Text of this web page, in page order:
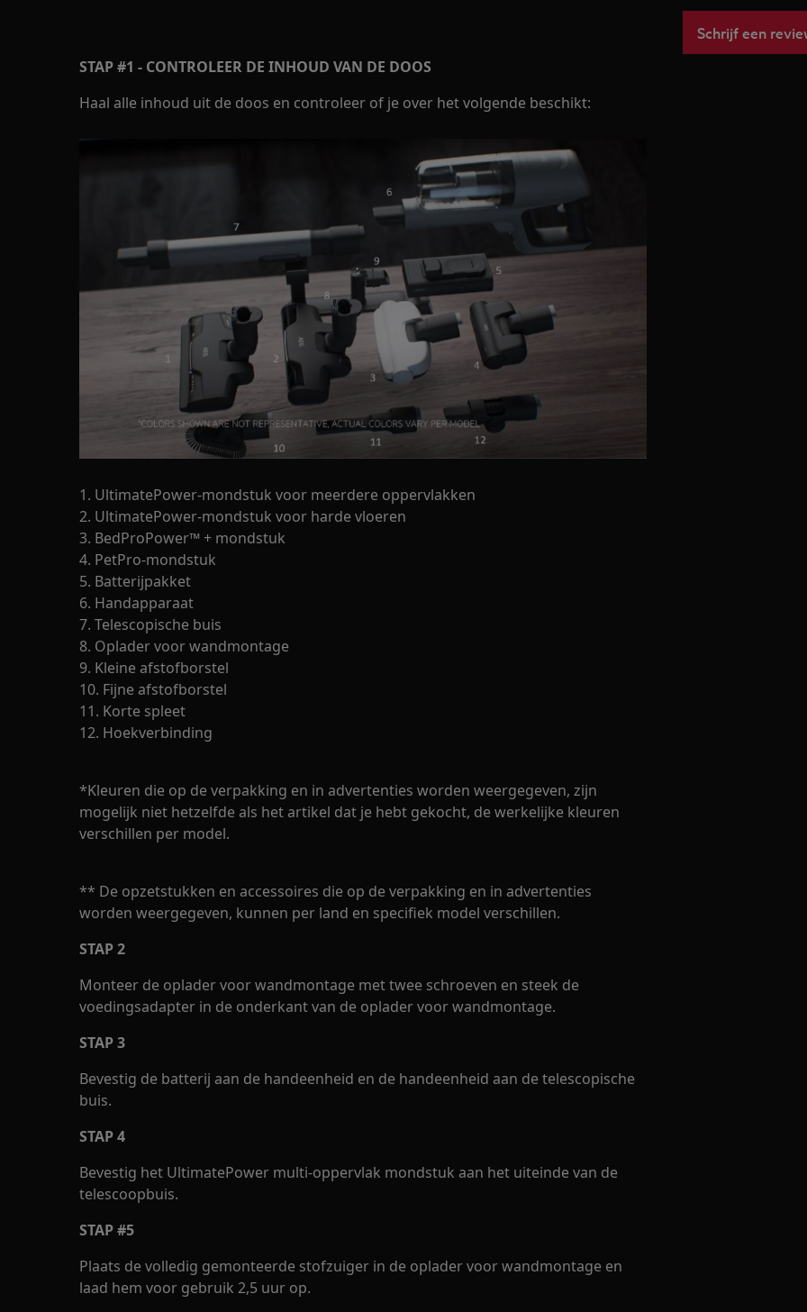
STAP #1 - CONTROLEER DE INHOUD VAN DE DOOS
Haal alle inhoud uit de doos en controleer of je over het volgende beschikt:
1. UltimatePower-mondstuk voor meerdere oppervlakken
2. UltimatePower-mondstuk voor harde vloeren
3. BedProPower™ + mondstuk
4. PetPro-mondstuk
5. Batterijpakket
6. Handapparaat
7. Telescopische buis
8. Oplader voor wandmontage
9. Kleine afstofborstel
10. Fijne afstofborstel
11. Korte spleet
12. Hoekverbinding
*Kleuren die op de verpakking en in advertenties worden weergegeven, zijn
mogelijk niet hetzelfde als het artikel dat je hebt gekocht, de werkelijke kleuren
verschillen per model.
** De opzetstukken en accessoires die op de verpakking en in advertenties
worden weergegeven, kunnen per land en specifiek model verschillen.
STAP 2
Monteer de oplader voor wandmontage met twee schroeven en steek de
voedingsadapter in de onderkant van de oplader voor wandmontage.
STAP 3
Bevestig de batterij aan de handeenheid en de handeenheid aan de telescopische
buis.
STAP 4
Bevestig het UltimatePower multi-oppervlak mondstuk aan het uiteinde van de
telescoopbuis.
STAP #5
Plaats de volledig gemonteerde stofzuiger in de oplader voor wandmontage en
laad hem voor gebruik 2,5 uur op.
Schrijf een